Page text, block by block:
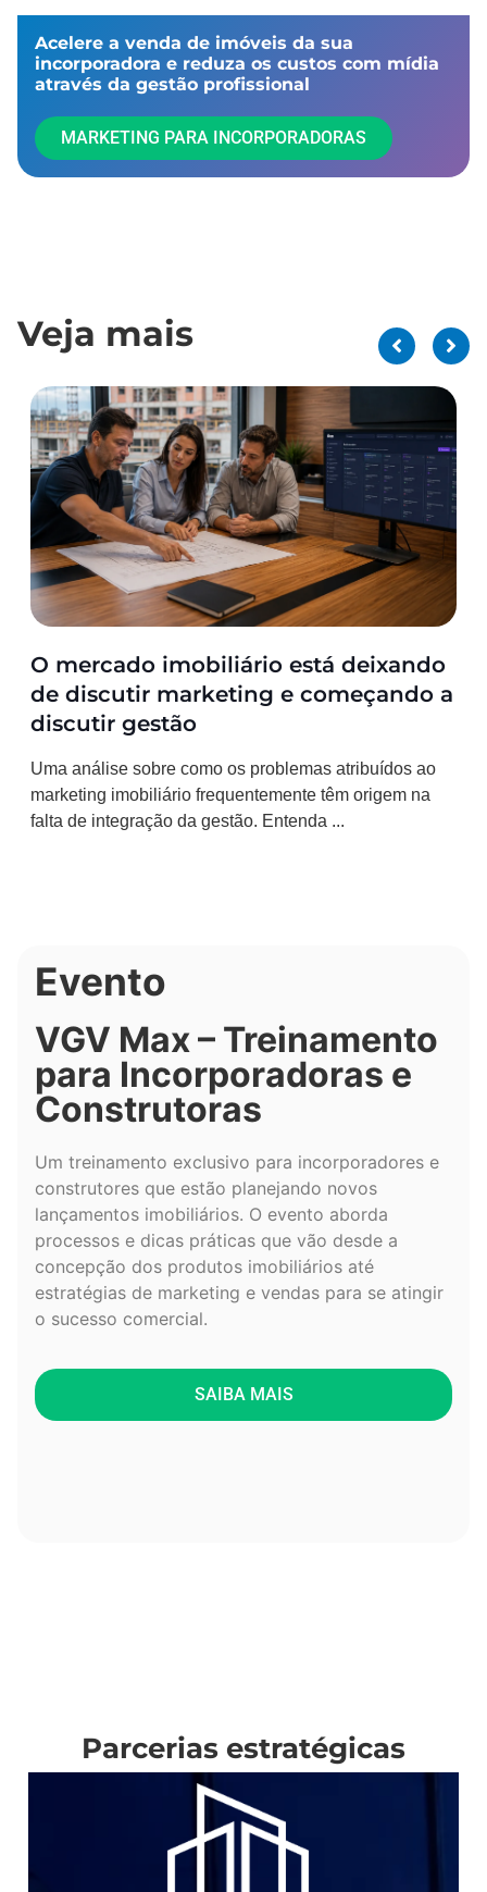
Acelere a venda de imóveis da sua
incorporadora e reduza os custos com mídia
através da gestão profissional​
MARKETING PARA INCORPORADORAS
Veja mais
O mercado imobiliário está deixando
de discutir marketing e começando a
discutir gestão
Uma análise sobre como os problemas atribuídos ao
marketing imobiliário frequentemente têm origem na
falta de integração da gestão. Entenda ...
Evento
VGV Max – Treinamento
para Incorporadoras e
Construtoras
Um treinamento exclusivo para incorporadores e
construtores que estão planejando novos
lançamentos imobiliários. O evento aborda
processos e dicas práticas que vão desde a
concepção dos produtos imobiliários até
estratégias de marketing e vendas para se atingir
o sucesso comercial.
SAIBA MAIS
Parcerias estratégicas